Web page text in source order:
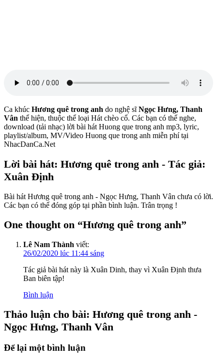
Ca khúc Hương quê trong anh do nghệ sĩNgọc Hưng, Thanh
Vân thể hiện, thuộc thể loại Hát chèo cổ. Các bạn có thể nghe,
download (tải nhạc) lời bài hát Huong que trong anh mp3, lyric,
playlist/album, MV/Video Huong que trong anh miễn phí tại
NhacDanCa.Net
Lời bài hát: Hương quê trong anh - Tác giả:
Xuân Định
Bài hát Hương quê trong anh - Ngọc Hưng, Thanh Vân chưa có lời.
Các bạn có thể đóng góp tại phần bình luận. Trân trọng !
One thought on “Hương quê trong anh”
Lê Nam Thành viết:
26/02/2020 lúc 11:44 sáng
Tác giả bài hát này là Xuân Dinh, thay vì Xuân Định thưa
Ban biên tập!
Bình luận
Thảo luận cho bài: Hương quê trong anh -
Ngọc Hưng, Thanh Vân
Để lại một bình luận